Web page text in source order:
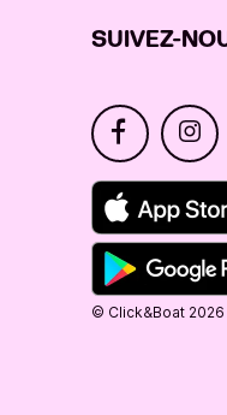
SUIVEZ-
© Click&Boat